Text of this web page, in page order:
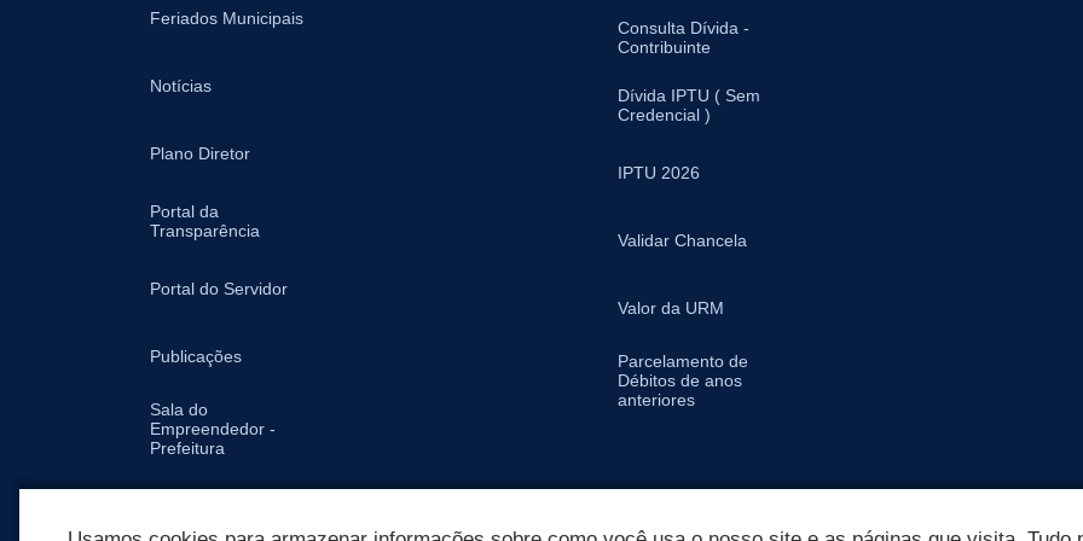
Feriados Municipais
Notícias
Plano Diretor
Portal da
Transparência
Portal do Servidor
Publicações
Sala do
Empreendedor -
Prefeitura
Consulta Dívida -
Contribuinte
Dívida IPTU ( Sem
Credencial )
IPTU 2026
Validar Chancela
Valor da URM
Parcelamento de
Débitos de anos
anteriores